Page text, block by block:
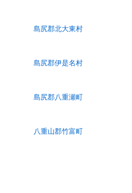
島尻郡北大東村
島尻郡伊是名村
島尻郡八重瀬町
八重山郡竹富町